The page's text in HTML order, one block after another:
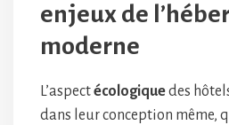
enjeux de
moderne
L’aspectécologiquedes
dans leur conception même,